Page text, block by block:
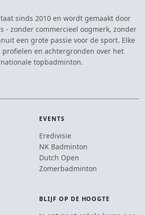
sinds 2010 en wordt gemaakt door
- zonder commercieel oogmerk, zonder
een grote passie voor de sport. Elke
en achtergronden over het
topbadminton.
EVENTS
Eredivisie
NK Badminton
Dutch Open
Zomerbadminton
BLIJF OP DE HOOGTE